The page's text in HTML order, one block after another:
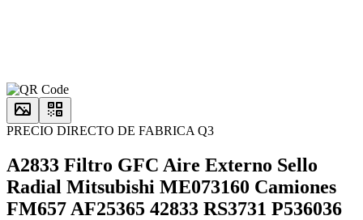
PRECIO DIRECTO DE FABRICA Q3
A2833 Filtro GFC Aire Externo Sello
Radial Mitsubishi ME073160 Camiones
FM657 AF25365 42833 RS3731 P536036